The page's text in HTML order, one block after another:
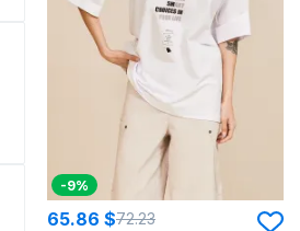
-9%
65.86 $72.23